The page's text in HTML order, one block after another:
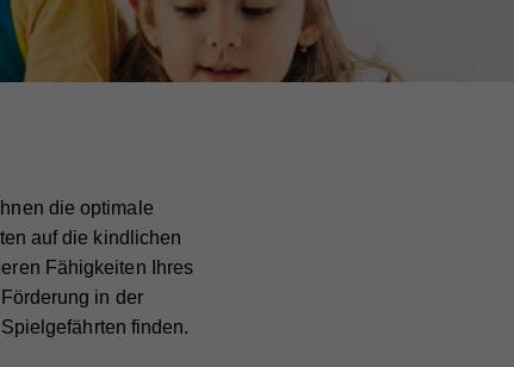
die optimale
auf die kindlichen
Fähigkeiten Ihres
in der
finden.